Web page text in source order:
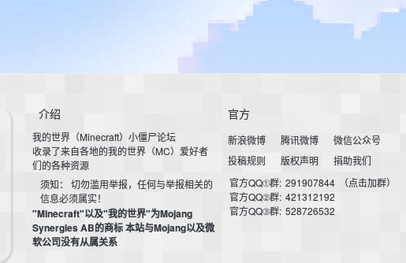
介绍
我的世界（Minecraft）小僵尸论坛
收录了来自各地的我的世界（MC）爱好者
们的各种资源
须知： 切勿滥用举报，任何与举报相关的
信息必须属实！
"Minecraft"以及"我的世界"为Mojang
Synergies AB的商标 本站与Mojang以及微
软公司没有从属关系
官方
新浪微博 腾讯微博
微信公众号
投稿规则
版权声明
捐助我们
官方QQ①群: 291907844
（点击加群）
官方QQ②群: 421312192
官方QQ③群: 528726532